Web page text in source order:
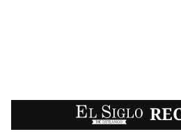
EL SIGLO